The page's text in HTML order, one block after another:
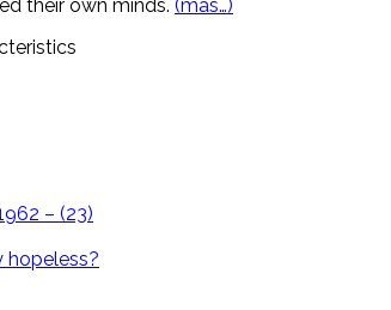
their own minds. (más…)
– (23)
hopeless?